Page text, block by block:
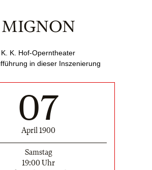
MIGNON
K. K. Hof-Operntheater
in dieser Inszenierung
07
April 1900
Samstag
19:00 Uhr